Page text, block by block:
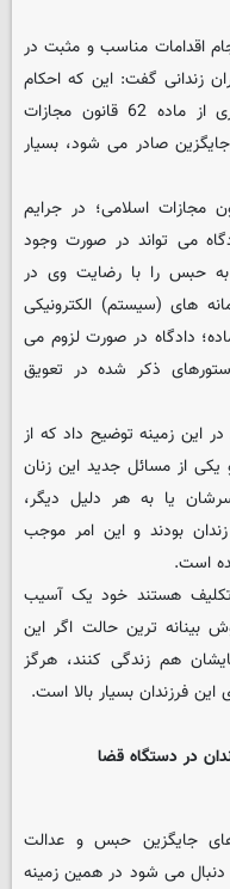
اقدامات مناسب و مثبت در
زندانی گفت: این که احکام
برای مادران زندانی که امکان بهره برداری از ماده 62 قانون مجازات
صادر می شود، بسیار
ایرنا، بر اساس ماده 62 قانون مجازات اسلامی؛ در جرایم
می تواند در صورت وجود
به حبس را با رضایت وی در
های (سیستم) الکترونیکی
دادگاه در صورت لزوم می
ذکر شده در تعویق
این زمینه توضیح داد که از
از مسائل جدید این زنان
یا به هر دلیل دیگر،
بودند و این امر موجب
است.
تکلیف هستند خود یک آسیب
ترین حالت اگر این
هم زندگی کنند، هرگز
این فرزندان بسیار بالا است.
در دستگاه قضا
های جایگزین حبس و عدالت
می شود در همین زمینه